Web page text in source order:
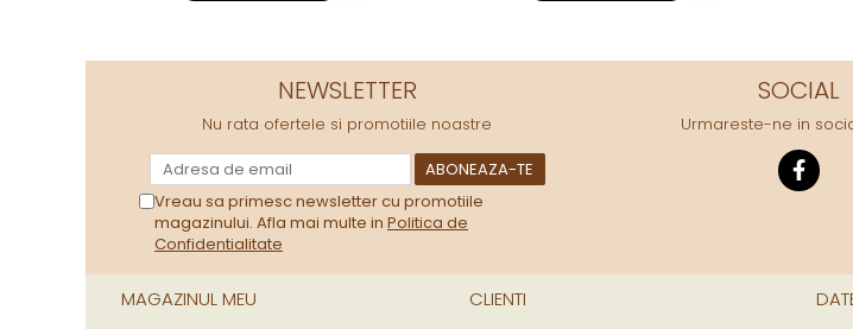
NEWSLETTER
Nu rata ofertele si promotiile noastre
Vreau sa primesc newsletter cu promotiile
magazinului. Afla mai multe in Politica de
Confidentialitate
SOCIAL
Urmareste-ne in
MAGAZINUL MEU CLIENTI